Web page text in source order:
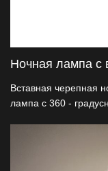
Ночная лампа с
Вставная черепная
лампа с 360 -
фонаря скелета